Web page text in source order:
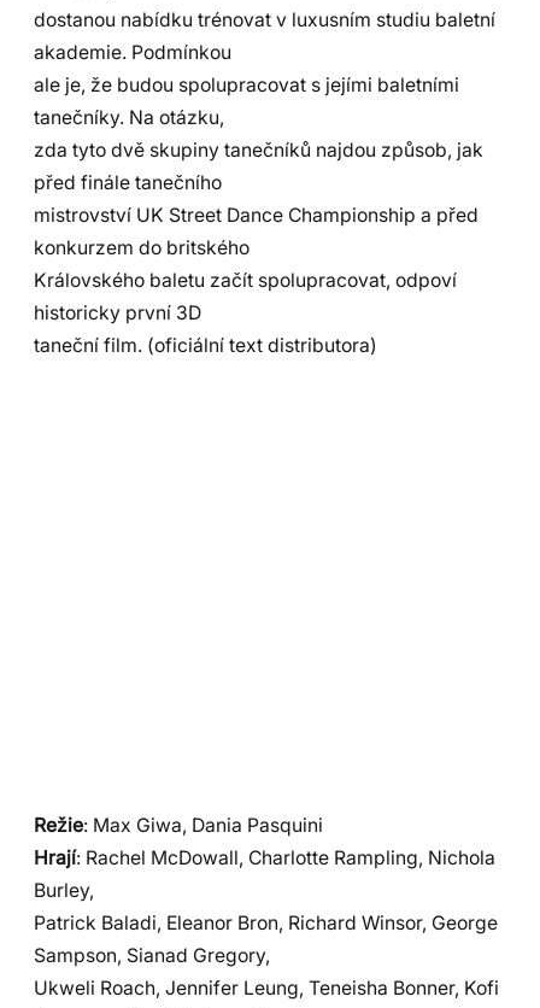
dostanou nabídku trénovat v luxusním studiu baletní
akademie. Podmínkou
ale je, že budou spolupracovat s jejími baletními
tanečníky. Na otázku,
zda tyto dvě skupiny tanečníků najdou způsob, jak
před finále tanečního
mistrovství UK Street Dance Championship a před
konkurzem do britského
Královského baletu začít spolupracovat, odpoví
historicky první 3D
taneční film. (oficiální text distributora)
Režie: Max Giwa, Dania Pasquini
Hrají: Rachel McDowall, Charlotte Rampling, Nichola
Burley,
Patrick Baladi, Eleanor Bron, Richard Winsor, George
Sampson, Sianad Gregory,
Ukweli Roach, Jennifer Leung, Teneisha Bonner, Kofi